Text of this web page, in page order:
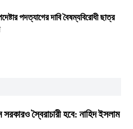
পদত্যাগের দাবি বৈষম্যবিরোধী ছাত্র
সরকারও স্বৈরাচারী হবে: নাহিদ ইসলাম